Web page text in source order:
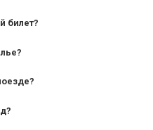
— от 10 лет и
от 7 лет.
билет?